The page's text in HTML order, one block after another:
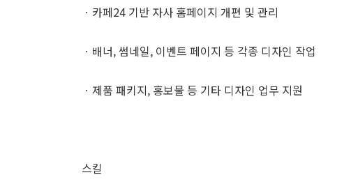
ㆍ카페24 기반 자사 홈페이지 개편 및 관리
ㆍ배너, 썸네일, 이벤트 페이지 등 각종 디자인 작업
ㆍ제품 패키지, 홍보물 등 기타 디자인 업무 지원
스킬